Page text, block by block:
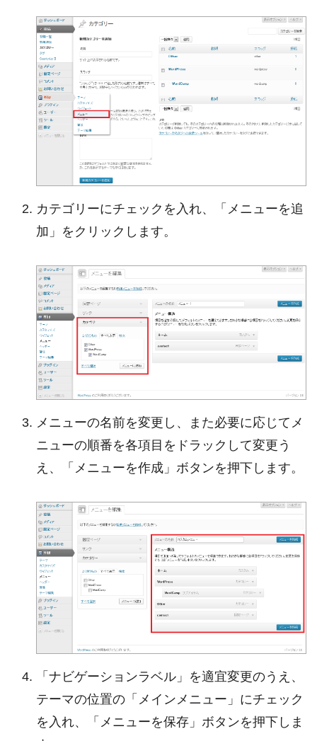
カテゴリーにチェックを入れ、「メニューを追
加」をクリックします。
メニューの名前を変更し、また必要に応じてメ
ニューの順番を各項目をドラックして変更う
え、「メニューを作成」ボタンを押下します。
「ナビゲーションラベル」を適宜変更のうえ、
テーマの位置の「メインメニュー」にチェック
を入れ、「メニューを保存」ボタンを押下しま